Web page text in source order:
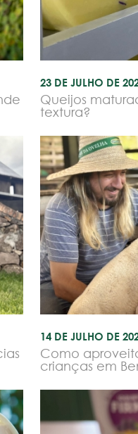
23 DE JULHO DE
Queijos
textura?
14 DE JULHO DE
Como
crianças em